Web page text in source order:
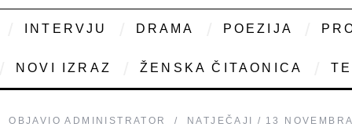
INTERVJU DRAMA POEZIJA
NOVI IZRAZ ŽENSKA ČITAONICA
OBJAVIO ADMINISTRATOR NATJEČAJI 13